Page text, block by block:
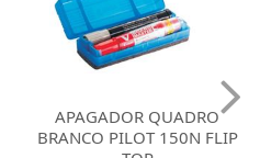
APAGADOR QUADRO
BRANCO PILOT 150N FLIP